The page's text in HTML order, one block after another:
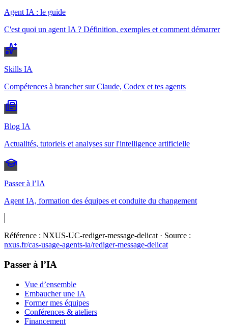
Agent IA : le guide
C'est quoi un agent IA ? Définition, exemples et comment démarrer
Skills IA
Compétences à brancher sur Claude, Codex et tes agents
Blog IA
Actualités, tutoriels et analyses sur l'intelligence artificielle
Passer à l’IA
Agent IA, formation des équipes et conduite du changement
Référence : NXUS-UC-rediger-message-delicat · Source :
nxus.fr/cas-usage-agents-ia/rediger-message-delicat
Passer à l’IA
Vue d’ensemble
Embaucher une IA
Former mes équipes
Conférences & ateliers
Financement